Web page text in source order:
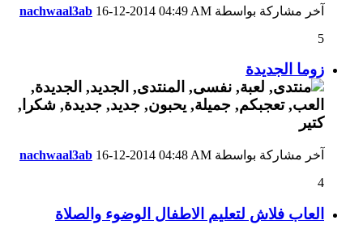
آخر مشاركة بواسطة nachwaal3ab 16-12-2014 04:49 AM
5
زوما الجديدة
آخر مشاركة بواسطة nachwaal3ab 16-12-2014 04:48 AM
4
العاب فلاش لتعليم الاطفال الوضوء والصلاة